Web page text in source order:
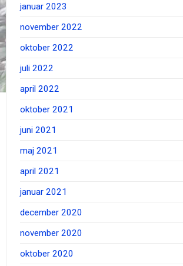
januar 2023
november 2022
oktober 2022
juli 2022
april 2022
oktober 2021
juni 2021
maj 2021
april 2021
januar 2021
december 2020
november 2020
oktober 2020